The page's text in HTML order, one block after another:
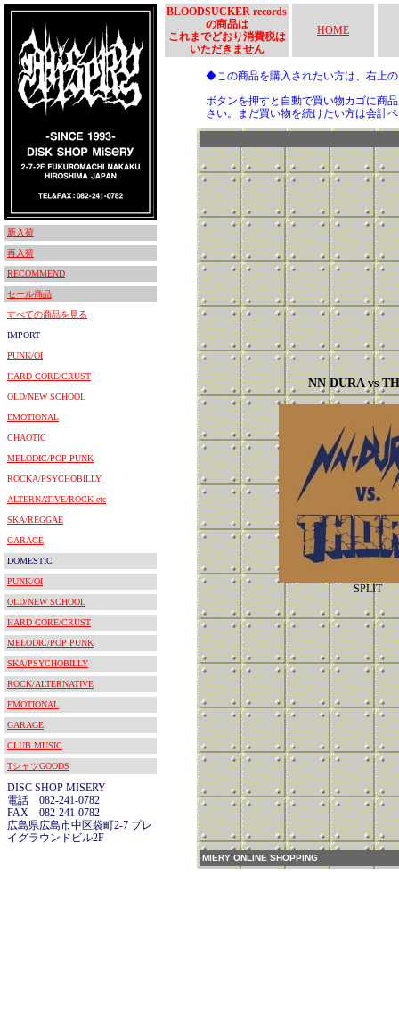
新入荷
再入荷
RECOMMEND
セール商品
すべての商品を見る
IMPORT
PUNK/OI
HARD CORE/CRUST
OLD/NEW SCHOOL
EMOTIONAL
CHAOTIC
MELODIC/POP PUNK
ROCKA/PSYCHOBILLY
ALTERNATIVE/ROCK etc
SKA/REGGAE
GARAGE
DOMESTIC
PUNK/OI
OLD/NEW SCHOOL
HARD CORE/CRUST
MELODIC/POP PUNK
SKA/PSYCHOBILLY
ROCK/ALTERNATIVE
EMOTIONAL
GARAGE
CLUB MUSIC
TシャツGOODS
DISC SHOP MISERY
電話 082-241-0782
FAX 082-241-0782
広島県広島市中区袋町2-7 プレ
イグラウンドビル2F
BLOODSUCKER records
の商品は
これまでどおり消費税は
いただきません
HOME
◆この商品を購入されたい方は、右上
ボタンを押すと自動で買い物カゴに商
さい。まだ買い物を続けたい方は会計
NN DURA vs
SPLIT
MIERY ONLINE SHOPPING